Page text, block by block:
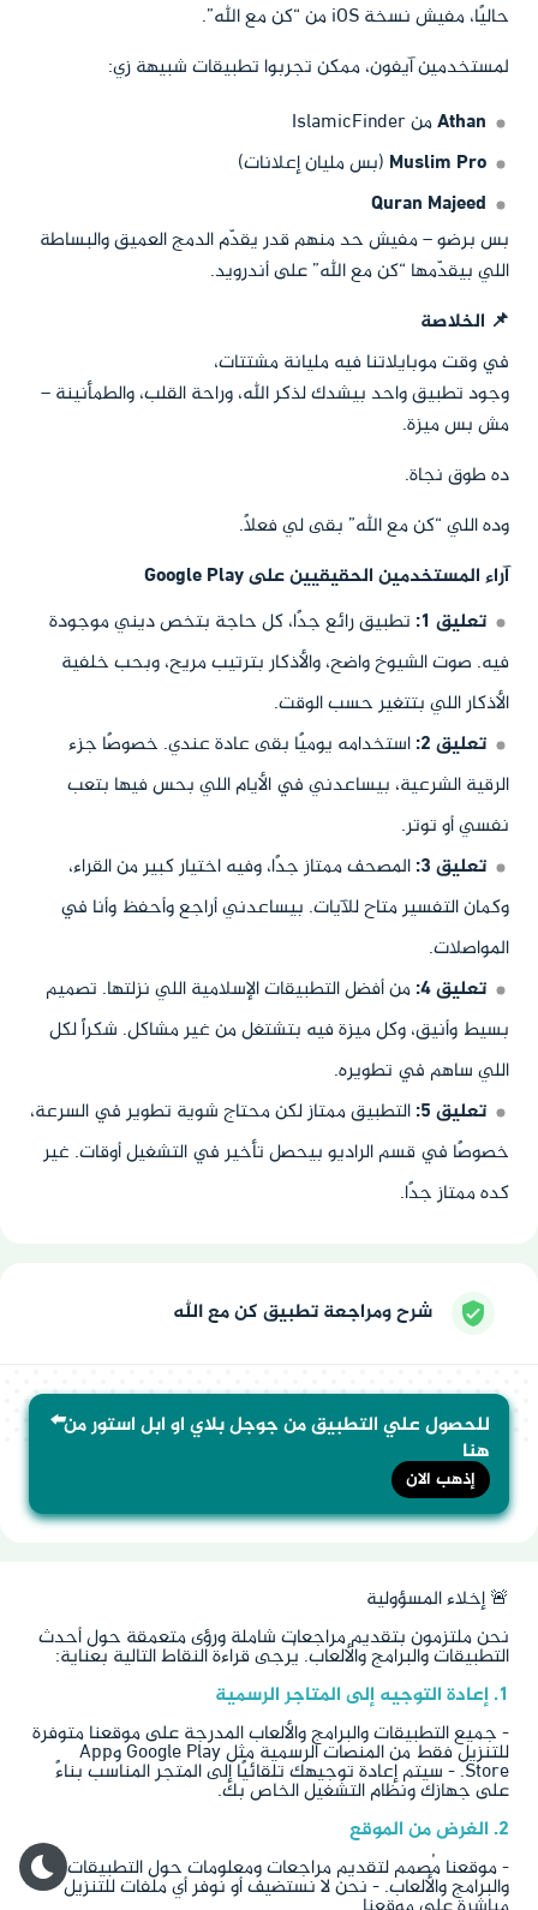
حاليًا، مفيش نسخة iOS من “كن مع الله”.
لمستخدمين آيفون، ممكن تجربوا تطبيقات شبيهة زي:
Athanمن IslamicFinder
Muslim Pro (بس مليان إعلانات)
Quran Majeed
بس برضو – مفيش حد منهم قدر يقدّم الدمج العميق والبساطة
اللي بيقدّمها “كن مع الله” على أندرويد.
📌 الخلاصة
في وقت موبايلاتنا فيه مليانة مشتتات،
وجود تطبيق واحد بيشدك لذكر الله، وراحة القلب، والطمأنينة –
مش بس ميزة.
ده طوق نجاة.
وده اللي “كن مع الله” بقى لي فعلًا.
آراء المستخدمين الحقيقيين على Google Play
تعليق 1:
تطبيق رائع جدًا، كل حاجة بتخص ديني موجودة
فيه. صوت الشيوخ واضح، والأذكار بترتيب مريح، وبحب خلفية
الأذكار اللي بتتغير حسب الوقت.
تعليق 2:
استخدامه يوميًا بقى عادة عندي. خصوصًا جزء
الرقية الشرعية، بيساعدني في الأيام اللي بحس فيها بتعب
نفسي أو توتر.
تعليق 3:
المصحف ممتاز جدًا، وفيه اختيار كبير من القراء،
وكمان التفسير متاح للآيات. بيساعدني أراجع وأحفظ وأنا في
المواصلات.
تعليق 4:
من أفضل التطبيقات الإسلامية اللي نزلتها. تصميم
بسيط وأنيق، وكل ميزة فيه بتشتغل من غير مشاكل. شكراً لكل
اللي ساهم في تطويره.
تعليق 5:
التطبيق ممتاز لكن محتاج شوية تطوير في السرعة،
خصوصًا في قسم الراديو بيحصل تأخير في التشغيل أوقات. غير
كده ممتاز جدًا.
شرح ومراجعة تطبيق كن مع الله
⬅️للحصول علي التطبيق من جوجل بلاي او ابل استور من
هنا
إذهب الان
🚨 إخلاء المسؤولية
نحن ملتزمون بتقديم مراجعات شاملة ورؤى متعمقة حول أحدث
التطبيقات والبرامج والألعاب. يُرجى قراءة النقاط التالية بعناية:
1. إعادة التوجيه إلى المتاجر الرسمية
- جميع التطبيقات والبرامج والألعاب المدرجة على موقعنا متوفرة
للتنزيل فقط من المنصات الرسمية مثل Google Play وApp
Store. - سيتم إعادة توجيهك تلقائيًا إلى المتجر المناسب بناءً
على جهازك ونظام التشغيل الخاص بك.
2. الغرض من الموقع
- موقعنا مُصمم لتقديم مراجعات ومعلومات حول التطبيقات
والبرامج والألعاب. - نحن لا نستضيف أو نوفر أي ملفات للتنزيل